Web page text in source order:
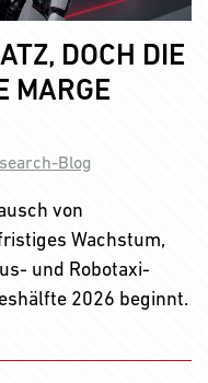
DOCH DIE
MARGE
Blog
von
Wachstum,
und Robotaxi-
2026 beginnt.